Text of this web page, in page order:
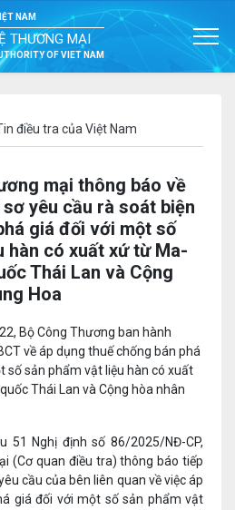
NAM
THƯƠNG MẠI
OF VIET NAM
điều tra của Việt Nam
mại thông báo về
yêu cầu rà soát biện
giá đối với một số
hàn có xuất xứ từ Ma-
Thái Lan và Cộng
Hoa
Bộ Công Thương ban hành
về áp dụng thuế chống bán phá
số sản phẩm vật liệu hàn có xuất
Thái Lan và Cộng hòa nhân
51 Nghị định số 86/2025/NĐ-CP,
(Cơ quan điều tra) thông báo tiếp
cầu của bên liên quan về việc áp
giá đối với một số sản phẩm vật